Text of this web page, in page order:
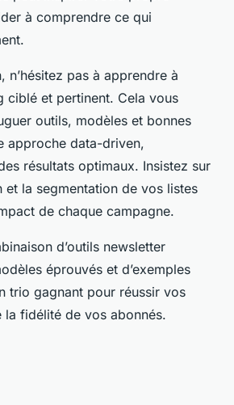
à comprendre ce qui
n’hésitez pas à apprendre à
ciblé et pertinent. Cela vous
outils, modèles et bonnes
approche data-driven,
résultats optimaux. Insistez sur
et la segmentation de vos listes
de chaque campagne.
d’outils newsletter
éprouvés et d’exemples
trio gagnant pour réussir vos
fidélité de vos abonnés.